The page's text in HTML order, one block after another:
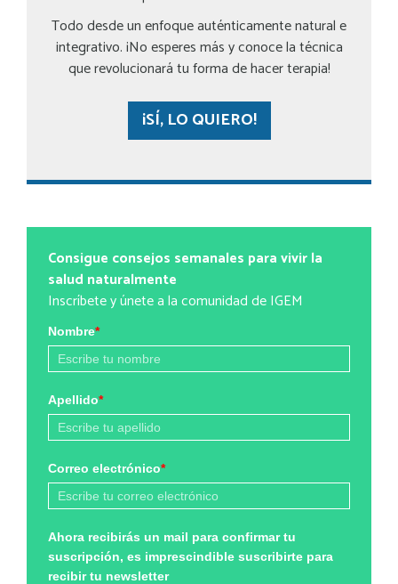
Todo desde un enfoque auténticamente natural e
integrativo. ¡No esperes más y conoce la técnica
que revolucionará tu forma de hacer terapia!
¡SÍ, LO QUIERO!
Consigue consejos semanales para vivir la
salud naturalmente
Inscríbete y únete a la comunidad de IGEM
Nombre*
Apellido*
Correo electrónico*
Ahora recibirás un mail para confirmar tu
suscripción, es imprescindible suscribirte para
recibir tu newsletter